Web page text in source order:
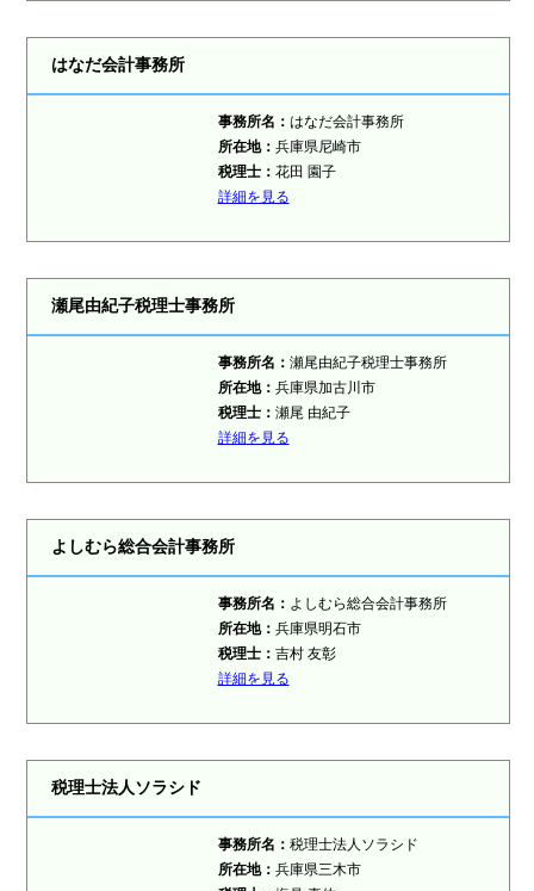
はなだ会計事務所
事務所名： はなだ会計事務所
所在地： 兵庫県尼崎市
税理士： 花田 園子
詳細を見る
瀬尾由紀子税理士事務所
事務所名： 瀬尾由紀子税理士事務所
所在地： 兵庫県加古川市
税理士： 瀬尾 由紀子
詳細を見る
よしむら総合会計事務所
事務所名： よしむら総合会計事務所
所在地： 兵庫県明石市
税理士： 吉村 友彰
詳細を見る
税理士法人ソラシド
事務所名： 税理士法人ソラシド
所在地： 兵庫県三木市